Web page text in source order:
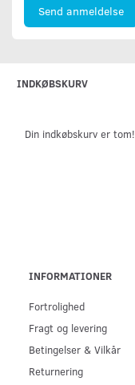
Send anmeldelse
INDKØBSKURV
Din indkøbskurv er tom!
INFORMATIONER
Fortrolighed
Fragt og levering
Betingelser & Vilkår
Returnering